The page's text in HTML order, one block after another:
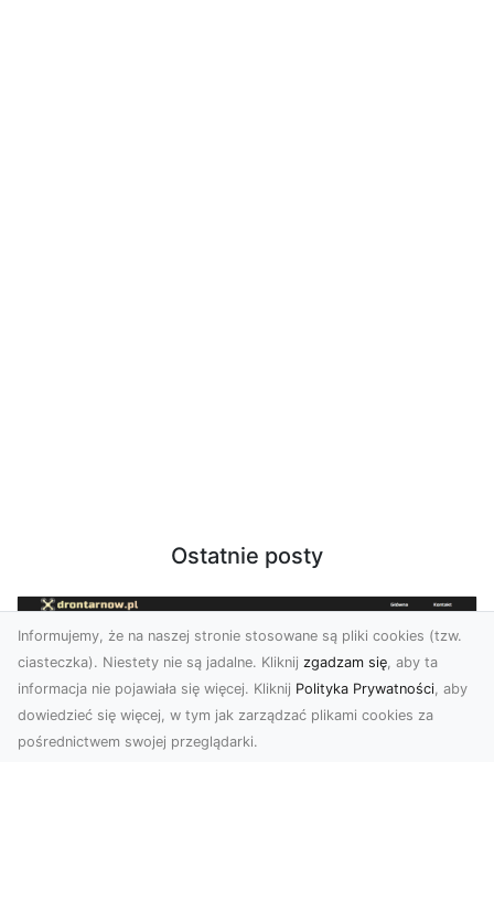
Ostatnie posty
Informujemy, że na naszej stronie stosowane są pliki cookies (tzw.
ciasteczka). Niestety nie są jadalne. Kliknij zgadzam się, aby ta
informacja nie pojawiała się więcej. Kliknij Polityka Prywatności, aby
dowiedzieć się więcej, w tym jak zarządzać plikami cookies za
pośrednictwem swojej przeglądarki.